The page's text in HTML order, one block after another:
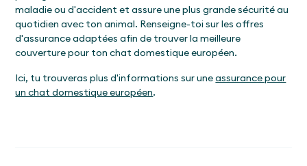
maladie ou d'accident et assure une plus grande sécurité au
quotidien avec ton animal. Renseigne-toi sur les offres
d'assurance adaptées afin de trouver la meilleure
couverture pour ton chat domestique européen.
Ici, tu trouveras plus d'informations sur uneassurance pour
un chat domestique européen.